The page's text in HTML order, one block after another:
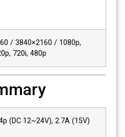
/ 3840×2160 / 1080p,
720i, 480p
(DC 12~24V), 2.7A (15V)